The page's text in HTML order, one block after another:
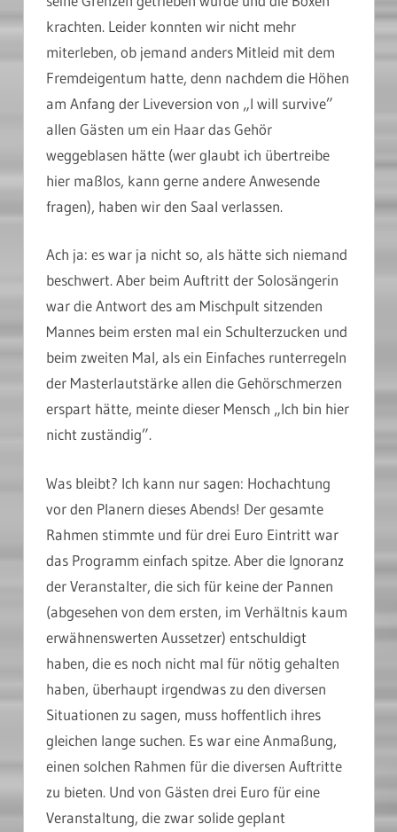
krachten. Leider konnten wir nicht mehr
miterleben, ob jemand anders Mitleid mit dem
Fremdeigentum hatte, denn nachdem die Höhen
am Anfang der Liveversion von „I will survive”
allen Gästen um ein Haar das Gehör
weggeblasen hätte (wer glaubt ich übertreibe
hier maßlos, kann gerne andere Anwesende
fragen), haben wir den Saal verlassen.
Ach ja: es war ja nicht so, als hätte sich niemand
beschwert. Aber beim Auftritt der Solosängerin
war die Antwort des am Mischpult sitzenden
Mannes beim ersten mal ein Schulterzucken und
beim zweiten Mal, als ein Einfaches runterregeln
der Masterlautstärke allen die Gehörschmerzen
erspart hätte, meinte dieser Mensch „Ich bin hier
nicht zuständig”.
Was bleibt? Ich kann nur sagen: Hochachtung
vor den Planern dieses Abends! Der gesamte
Rahmen stimmte und für drei Euro Eintritt war
das Programm einfach spitze. Aber die Ignoranz
der Veranstalter, die sich für keine der Pannen
(abgesehen von dem ersten, im Verhältnis kaum
erwähnenswerten Aussetzer) entschuldigt
haben, die es noch nicht mal für nötig gehalten
haben, überhaupt irgendwas zu den diversen
Situationen zu sagen, muss hoffentlich ihres
gleichen lange suchen. Es war eine Anmaßung,
einen solchen Rahmen für die diversen Auftritte
zu bieten. Und von Gästen drei Euro für eine
Veranstaltung, die zwar solide geplant